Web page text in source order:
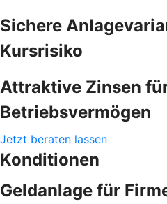
Sichere
Kursrisiko
Attraktive Zinsen
Betriebsvermögen
Jetzt beraten lassen
Konditionen
Geldanlage für